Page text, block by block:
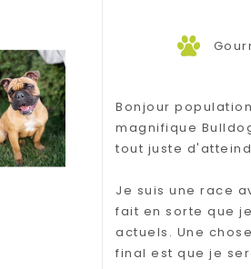
Bonjour
magnifique
tout juste
Je suis une race
fait en sorte que
actuels. Une
final est que je